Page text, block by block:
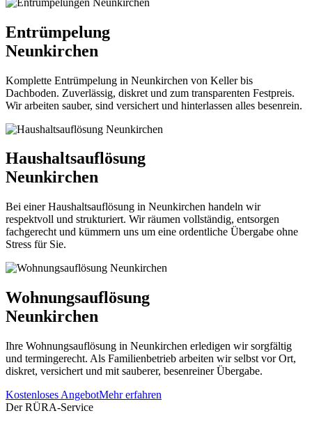
Entrümpelung
Neunkirchen
Komplette Entrümpelung in Neunkirchen von Keller bis
Dachboden. Zuverlässig, diskret und zum transparenten Festpreis.
Wir arbeiten sauber, sind versichert und hinterlassen alles besenrein.
Haushaltsauflösung
Neunkirchen
Bei einer Haushaltsauflösung in Neunkirchen handeln wir
respektvoll und strukturiert. Wir räumen vollständig, entsorgen
fachgerecht und kümmern uns um eine ordentliche Übergabe ohne
Stress für Sie.
Wohnungsauflösung
Neunkirchen
Ihre Wohnungsauflösung in Neunkirchen erledigen wir sorgfältig
und termingerecht. Als Familienbetrieb arbeiten wir selbst vor Ort,
diskret, versichert und mit sauberer, besenreiner Übergabe.
Kostenloses AngebotMehr erfahren
Der RÜRA-Service